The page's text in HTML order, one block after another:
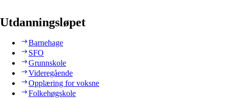
Utdanningsløpet
Barnehage
SFO
Grunnskole
Videregående
Opplæring for voksne
Folkehøgskole